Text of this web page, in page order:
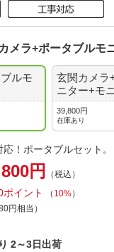
メラ+ポータブルモ
ルモ
玄関カメラ
ニター+モ
39,800円
在庫あり
応！ポータブルセット
円 （税込）
ポイント （ 10%）
円相当）
2～3日出荷